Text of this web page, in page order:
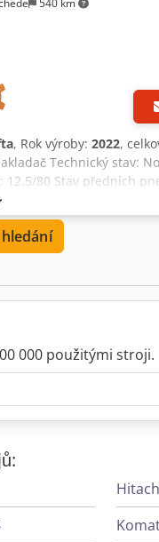
540 km
, Rok výroby: 2022,
Technický stav:
80 Stav předních
Stav zadních
000 použitými stroji.